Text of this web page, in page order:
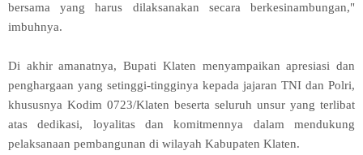
bersama yang harus dilaksanakan secara berkesinambungan,"
imbuhnya.
Di akhir amanatnya, Bupati Klaten menyampaikan apresiasi dan
penghargaan yang setinggi-tingginya kepada jajaran TNI dan Polri,
khususnya Kodim 0723/Klaten beserta seluruh unsur yang terlibat
atas dedikasi, loyalitas dan komitmennya dalam mendukung
pelaksanaan pembangunan di wilayah Kabupaten Klaten.